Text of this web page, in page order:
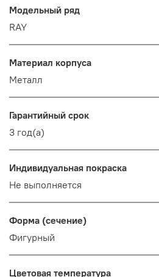
Модельный ряд
RAY
Материал корпуса
Металл
Гарантийный срок
3 год(а)
Индивидуальная покраска
Не выполняется
Форма (сечение)
Фигурный
Цветовая температура